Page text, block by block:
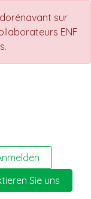
sur
ENF
Sie uns